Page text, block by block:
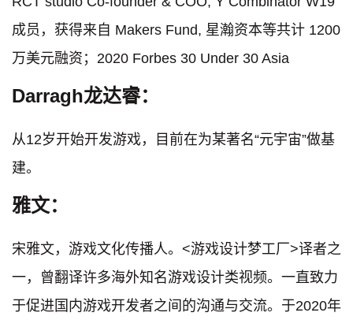
成员，获得来自 Makers Fund, 星瀚资本等共计 1200
万美元融资；2020 Forbes 30 Under 30 Asia
Darragh龙达睿：
从12岁开始开发游戏，⽬前在为某著名“元宇宙”做基
建。
雅文：
宋雅文，游戏文化传播人。<游戏设计梦工厂>译者之
一，曾翻译许多海外知名游戏设计类视频。一直致力
于促进国内游戏开发者之间的沟通与交流。于2020年